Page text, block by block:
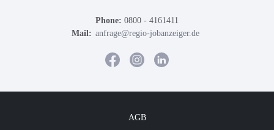
Phone: 0800 - 4161411
Mail: anfrage@regio-jobanzeiger.de
AGB